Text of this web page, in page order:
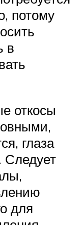
потому
в
откосы
глаза
Следует
для